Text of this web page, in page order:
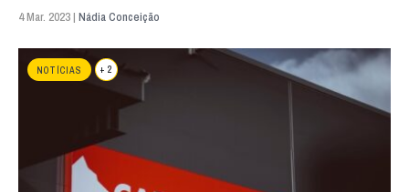
4 Mar. 2023 | Nádia Conceição
NOTÍCIAS + 2